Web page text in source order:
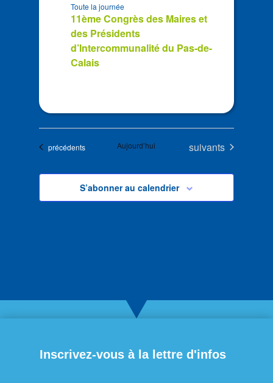
11ème Congrès des Maires et
des Présidents
d’Intercommunalité du Pas-de-
Calais
Toute la journée
Évènements
précédents Aujourd’hui Évènements
suivants
S’abonner au calendrier
Inscrivez-vous à la lettre d'infos